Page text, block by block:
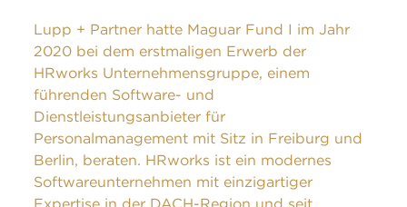
Lupp + Partner hatte Maguar Fund I im Jahr
2020 bei dem erstmaligen Erwerb der
HRworks Unternehmensgruppe, einem
führenden Software- und
Dienstleistungsanbieter für
Personalmanagement mit Sitz in Freiburg und
Berlin, beraten. HRworks ist ein modernes
Softwareunternehmen mit einzigartiger